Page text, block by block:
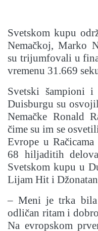
Svetskom kupu
Nemačkoj, Marko
su trijumfovali u
vremenu 31.669
Svetski šampioni
Duisburgu su
Nemačke Ronald
čime su im se
Evrope u
68 hiljaditih
Svetskom kupu u
Lijam Hit i
– Meni je trka bila
odličan ritam i
Na evropskom